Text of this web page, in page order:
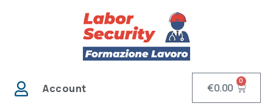
Account €0.00
0